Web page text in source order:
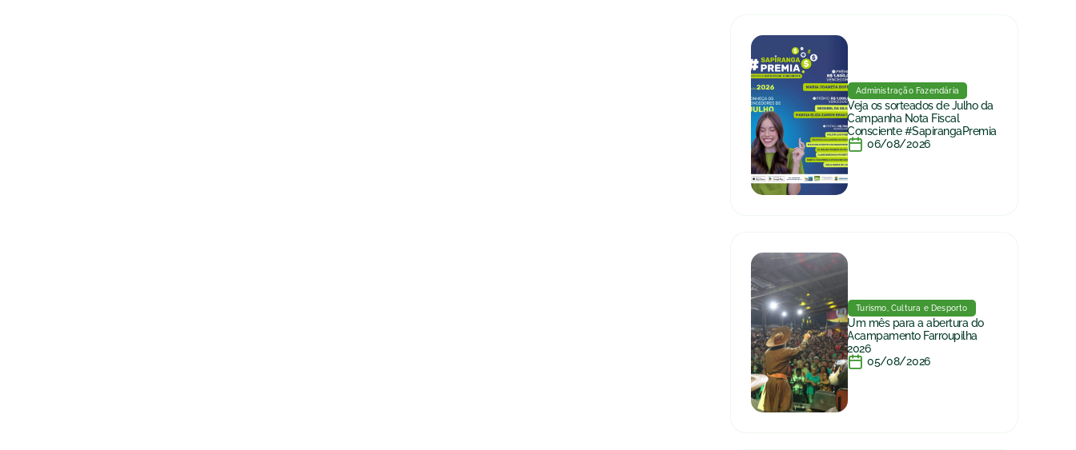
Administração Fazendária
Veja os sorteados de Julho da
Campanha Nota Fiscal
Consciente #SapirangaPremia
06/08/2026
Turismo, Cultura e Desporto
Um mês para a abertura do
Acampamento Farroupilha
2026
05/08/2026